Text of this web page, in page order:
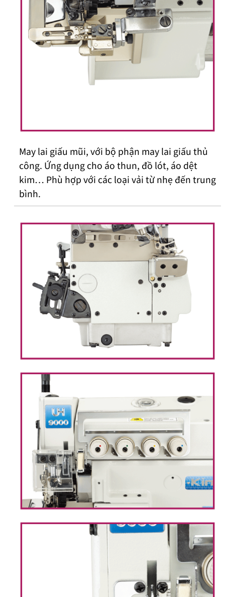
May lai giấu mũi, với bộ phận may lai giấu thủ
công. Ứng dụng cho áo thun, đồ lót, áo dệt
kim… Phù hợp với các loại vải từ nhẹ đến trung
bình.